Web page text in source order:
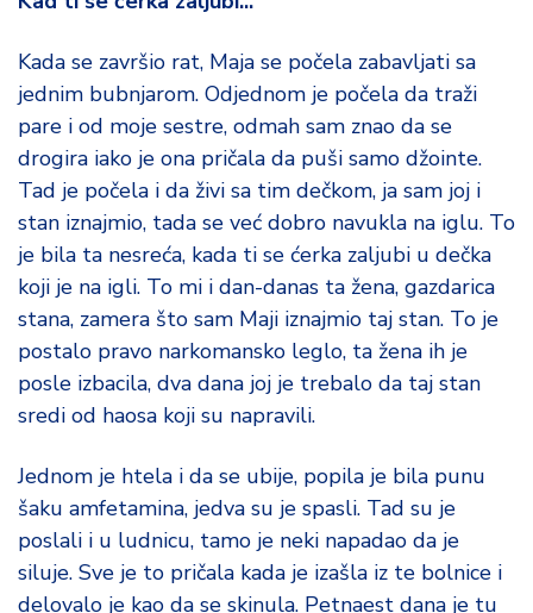
Kada se završio rat, Maja se počela zabavljati sa
jednim bubnjarom. Odjednom je počela da traži
pare i od moje sestre, odmah sam znao da se
drogira iako je ona pričala da puši samo džointe.
Tad je počela i da živi sa tim dečkom, ja sam joj i
stan iznajmio, tada se već dobro navukla na iglu. To
je bila ta nesreća, kada ti se ćerka zaljubi u dečka
koji je na igli. To mi i dan-danas ta žena, gazdarica
stana, zamera što sam Maji iznajmio taj stan. To je
postalo pravo narkomansko leglo, ta žena ih je
posle izbacila, dva dana joj je trebalo da taj stan
sredi od haosa koji su napravili.
Jednom je htela i da se ubije, popila je bila punu
šaku amfetamina, jedva su je spasli. Tad su je
poslali i u ludnicu, tamo je neki napadao da je
siluje. Sve je to pričala kada je izašla iz te bolnice i
delovalo je kao da se skinula. Petnaest dana je tu